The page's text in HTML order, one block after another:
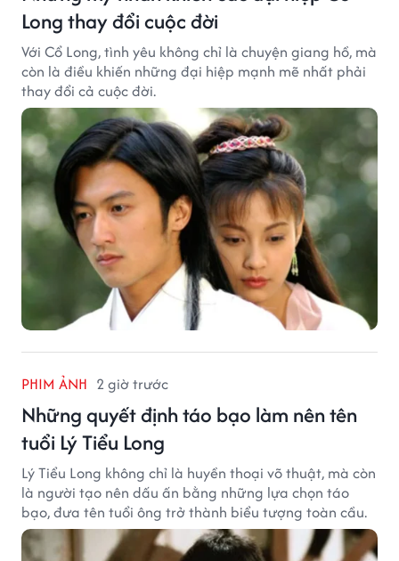
Long thay đổi cuộc đời
Với Cổ Long, tình yêu không chỉ là chuyện giang hồ, mà
còn là điều khiến những đại hiệp mạnh mẽ nhất phải
thay đổi cả cuộc đời.
PHIM ẢNH 2 giờ trước
Những quyết định táo bạo làm nên tên
tuổi Lý Tiểu Long
Lý Tiểu Long không chỉ là huyền thoại võ thuật, mà còn
là người tạo nên dấu ấn bằng những lựa chọn táo
bạo, đưa tên tuổi ông trở thành biểu tượng toàn cầu.